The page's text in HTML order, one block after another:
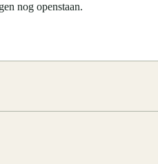
nog openstaan.